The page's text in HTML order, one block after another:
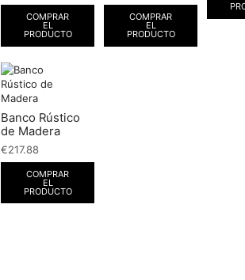
COMPRAR
EL
PRODUCTO
COMPRAR
EL
PRODUCTO
Banco Rústico
de Madera
€217.88
COMPRAR
EL
PRODUCTO